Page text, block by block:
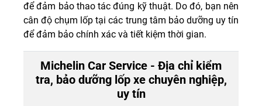
để đảm bảo thao tác đúng kỹ thuật. Do đó, bạn nên
cân độ chụm lốp tại các trung tâm bảo dưỡng uy tín
để đảm bảo chính xác và tiết kiệm thời gian.
Michelin Car Service - Địa chỉ kiểm
tra, bảo dưỡng lốp xe chuyên nghiệp,
uy tín